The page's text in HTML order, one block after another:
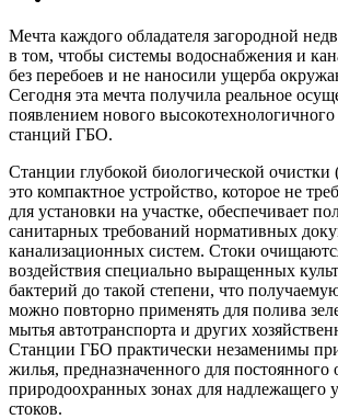
Мечта каждого обладателя загородной
в том, чтобы системы водоснабжения и
без перебоев и не наносили ущерба
Сегодня эта мечта получила реальное
появлением нового
станций ГБО.
Станции глубокой биологической
это компактное устройство, которое не
для установки на участке, обеспечивает
санитарных требований нормативных
канализационных систем. Стоки
воздействия специально выращенных
бактерий до такой степени, что
можно повторно применять для полива
мытья автотранспорта и других
Станции ГБО практически незаменимы
жилья, предназначенного для постоянного
природоохранных зонах для надлежащего
стоков.